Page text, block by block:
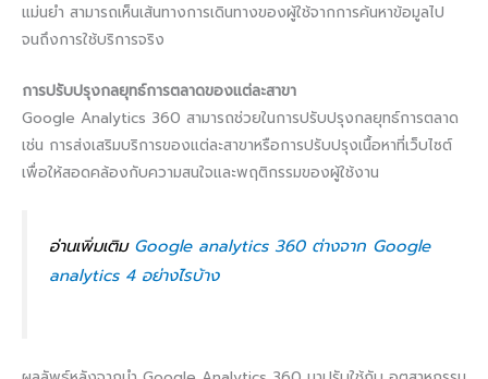
แม่นยำ สามารถเห็นเส้นทางการเดินทางของผู้ใช้จากการค้นหาข้อมูลไป
จนถึงการใช้บริการจริง
การปรับปรุงกลยุทธ์การตลาดของแต่ละสาขา
Google Analytics 360 สามารถช่วยในการปรับปรุงกลยุทธ์การตลาด
เช่น การส่งเสริมบริการของแต่ละสาขาหรือการปรับปรุงเนื้อหาที่เว็บไซต์
เพื่อให้สอดคล้องกับความสนใจและพฤติกรรมของผู้ใช้งาน
อ่านเพิ่มเติม Google analytics 360 ต่างจาก Google
analytics 4 อย่างไรบ้าง